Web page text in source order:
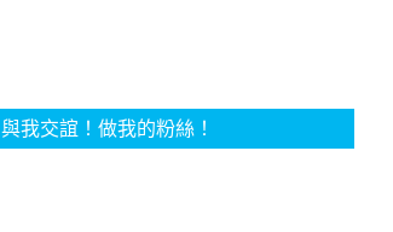
與我交誼！做我的粉絲！